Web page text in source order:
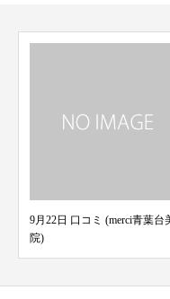
9月22日 口コミ (merci青葉台美容